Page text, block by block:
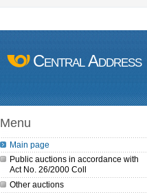
Central Address
Menu
Main page
Public auctions in accordance with
Act No. 26/2000 Coll
Other auctions